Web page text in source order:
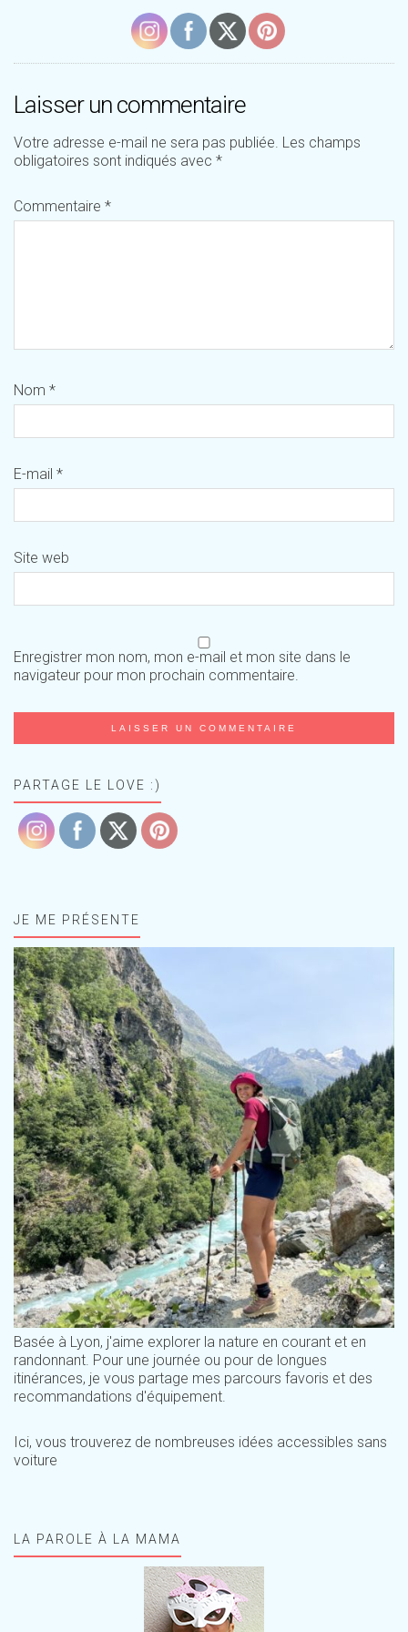
Laisser un commentaire
Votre adresse e-mail ne sera pas publiée. Les champs
obligatoires sont indiqués avec *
Commentaire *
Nom *
E-mail *
Site web
Enregistrer mon nom, mon e-mail et mon site dans le
navigateur pour mon prochain commentaire.
PARTAGE LE LOVE :)
JE ME PRÉSENTE
Basée à Lyon, j'aime explorer la nature en courant et en
randonnant. Pour une journée ou pour de longues
itinérances, je vous partage mes parcours favoris et des
recommandations d'équipement.
Ici, vous trouverez de nombreuses idées accessibles sans
voiture
LA PAROLE À LA MAMA